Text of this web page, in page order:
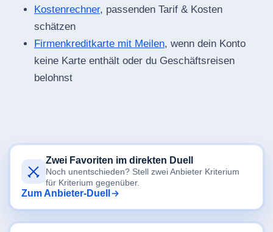
Kostenrechner, passenden Tarif & Kosten
schätzen
Firmenkreditkarte mit Meilen, wenn dein Konto
keine Karte enthält oder du Geschäftsreisen
belohnst
Zwei Favoriten im direkten Duell
Noch unentschieden? Stell zwei Anbieter Kriterium
für Kriterium gegenüber.
Zum Anbieter-Duell